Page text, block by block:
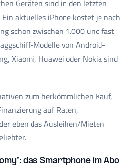
Geräten sind in den letzten
aktuelles iPhone kostet je nach
schon zwischen 1.000 und fast
Modelle von Android-
Xiaomi, Huawei oder Nokia sind
zum herkömmlichen Kauf,
auf Raten,
eben das Ausleihen/Mieten
das Smartphone im Abo